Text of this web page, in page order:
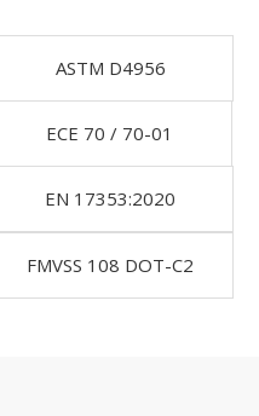
ASTM D4956
ECE 70 / 70-01
EN 17353:2020
FMVSS 108 DOT-C2